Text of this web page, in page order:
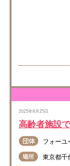
2025年8月25日
高齢者施設
フォーユ
東京都千